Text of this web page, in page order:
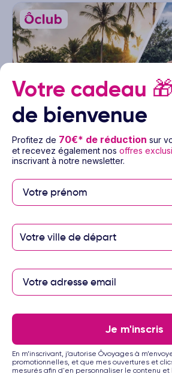
Combiné Ôclub Select
Safari 1 nuit au Kudu Camp
7 à 14 nuits
pour 9 jours / 7 nuits
Votre cadeau 🎁
de bienvenue
Profitez de 70€* de réduction sur
et recevez également nos offres
inscrivant à notre newsletter.
Votre ville de départ
Je m'inscris
En m’inscrivant, j’autorise Ôvoyages à
promotionnelles, et que mes ouvertures et
mesurés afin d'en personnaliser le contenu et